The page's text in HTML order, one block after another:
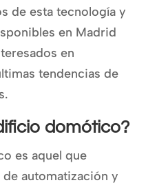
de esta tecnología y
en Madrid
en
tendencias de
domótico?
es aquel que
automatización y